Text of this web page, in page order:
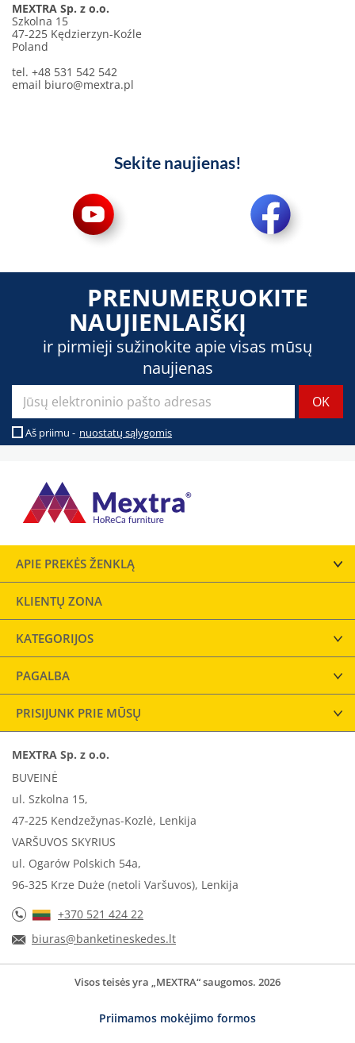
MEXTRA Sp. z o.o.
Szkolna 15
47-225 Kędzierzyn-Koźle
Poland
tel. +48 531 542 542
email biuro@mextra.pl
Sekite naujienas!
PRENUMERUOKITE
NAUJIENLAIŠKĮ
ir pirmieji sužinokite apie visas mūsų
naujienas
Aš priimu - nuostatų sąlygomis
APIE PREKĖS ŽENKLĄ
KLIENTŲ ZONA
KATEGORIJOS
PAGALBA
PRISIJUNK PRIE MŪSŲ
MEXTRA Sp. z o.o.
BUVEINĖ
ul. Szkolna 15,
47-225 Kendzežynas-Kozlė, Lenkija
VARŠUVOS SKYRIUS
ul. Ogarów Polskich 54a,
96-325 Krze Duże (netoli Varšuvos), Lenkija
+370 521 424 22
biuras@banketineskedes.lt
Visos teisės yra „MEXTRA“ saugomos. 2026
Priimamos mokėjimo formos